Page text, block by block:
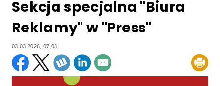
Sekcja specjalna "Biura
Reklamy" w "Press"
03.03.2026, 07:03